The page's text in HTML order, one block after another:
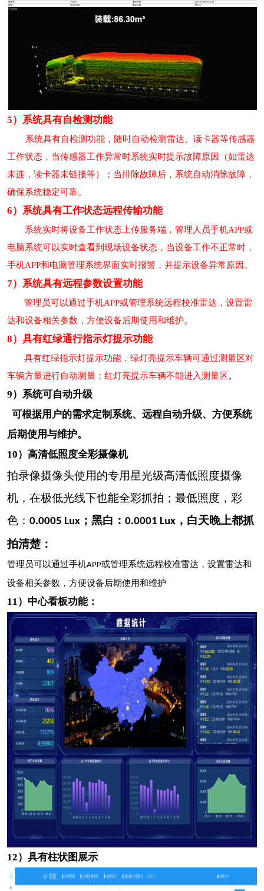
5）系统具有自检测功能
系统具有自检测功能，随时自动检测雷达、读卡器等传感器
工作状态，当传感器工作异常时系统实时提示故障原因（如雷达
未连，读卡器未链接等）；当排除故障后，系统自动消除故障，
确保系统稳定可靠。
6）系统具有工作状态远程传输功能
系统实时将设备工作状态上传服务端，管理人员手机APP或
电脑系统可以实时查看到现场设备状态，当设备工作不正常时，
手机APP和电脑管理系统界面实时报警，并提示设备异常原因。
7）系统具有远程参数设置功能
管理员可以通过手机APP或管理系统远程校准雷达，设置雷
达和设备相关参数，方便设备后期使用和维护。
8） 具有红绿通行指示灯提示功能
具有红绿指示灯提示功能，绿灯亮提示车辆可通过测量区对
车辆方量进行自动测量；红灯亮提示车辆不能进入测量区 。
9）系统可自动升级
可根据用户的需求定制系统、远程自动升级、方便系统
后期使用与维护。
10） 高清低照度全彩摄像机
拍录像摄像头使用的专用星光级高清低照度摄像
机，在极低光线下也能全彩抓拍；最低照度，彩
色： 0.0005 Lux；黑白： 0.0001 Lux，白天晚上都抓
拍清楚：
管理员可以通过手机APP或管理系统远程校准雷达，设置雷达和
设备相关参数，方便设备后期使用和维护
11）中心看板功能：
12）具有柱状图展示